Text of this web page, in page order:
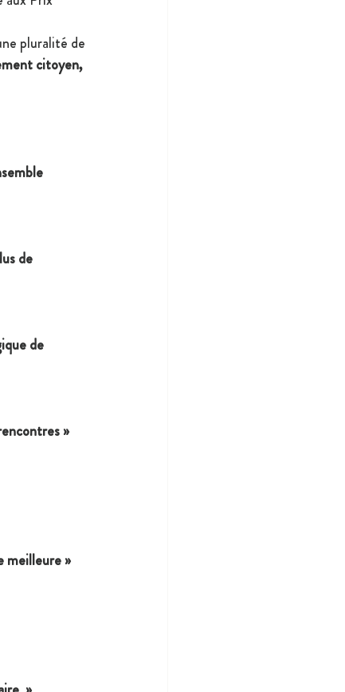
pluralité de
citoyen,
de
de
»
meilleure »